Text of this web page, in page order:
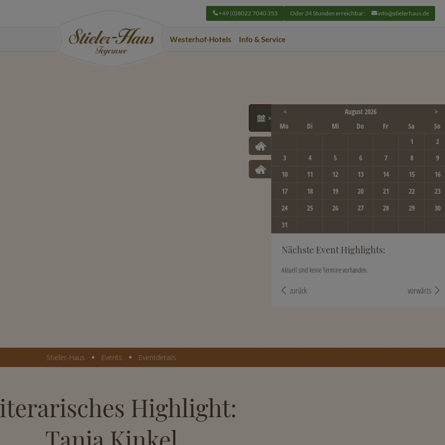
+49 (0)8022 7040 353 Oder 24 Stunden erreichbar: info@stielerhaus.de
Navigation
überspringen
Westerhof-Hotels Info & Service
Stieler-Haus Events Eventdetails
Highlight:
Aktuelle Events
< August 2026
>
Mo
Di Mi Do Fr Sa
So
1
2
3
4 5 6 7 8
9
10
11 12 13 14 15
16
17
18 19 20 21 22
23
24
25 26 27 28 29
30
31
Nächste Event Highlights:
Aktuell sind keine Termine vorhanden.
zurück vorwärts